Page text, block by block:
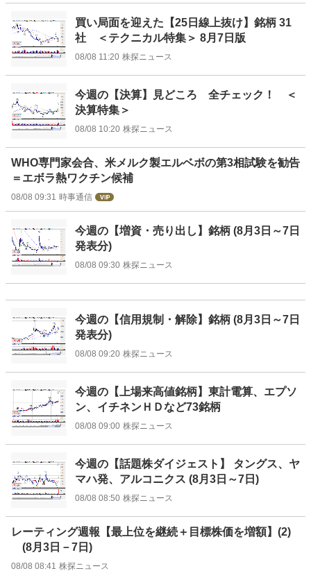
買い局面を迎えた【25日線上抜け】銘柄 31
社 ＜テクニカル特集＞ 8月7日版
08/08 11:20 株探ニュース
今週の【決算】見どころ 全チェック！ ＜
決算特集＞
08/08 10:20 株探ニュース
WHO専門家会合、米メルク製エルベボの第3相試験を勧告
＝エボラ熱ワクチン候補
08/08 09:31 時事通信
今週の【増資・売り出し】銘柄 (8月3日～7日
発表分)
08/08 09:30 株探ニュース
今週の【信用規制・解除】銘柄 (8月3日～7日
発表分)
08/08 09:20 株探ニュース
今週の【上場来高値銘柄】東計電算、エプソ
ン、イチネンＨＤなど73銘柄
08/08 09:00 株探ニュース
今週の【話題株ダイジェスト】 タングス、ヤ
マハ発、アルコニクス (8月3日～7日)
08/08 08:50 株探ニュース
レーティング週報【最上位を継続＋目標株価を増額】(2)
(8月3日－7日)
08/08 08:41 株探ニュース